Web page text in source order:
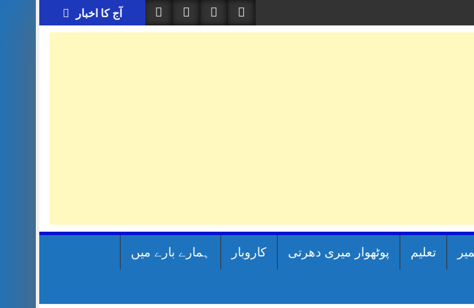
آج کا اخبار
تعلیم پوٹھوار میری دھرتی کاروبار ہمارے بارے میں